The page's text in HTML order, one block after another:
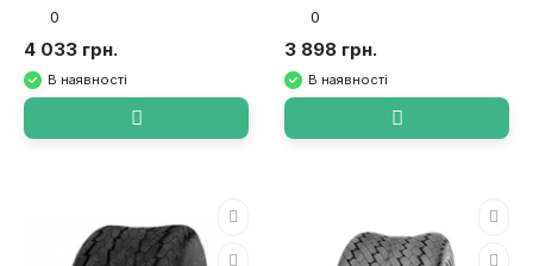
0
4 033 грн.
В наявності
0
3 898 грн.
В наявності